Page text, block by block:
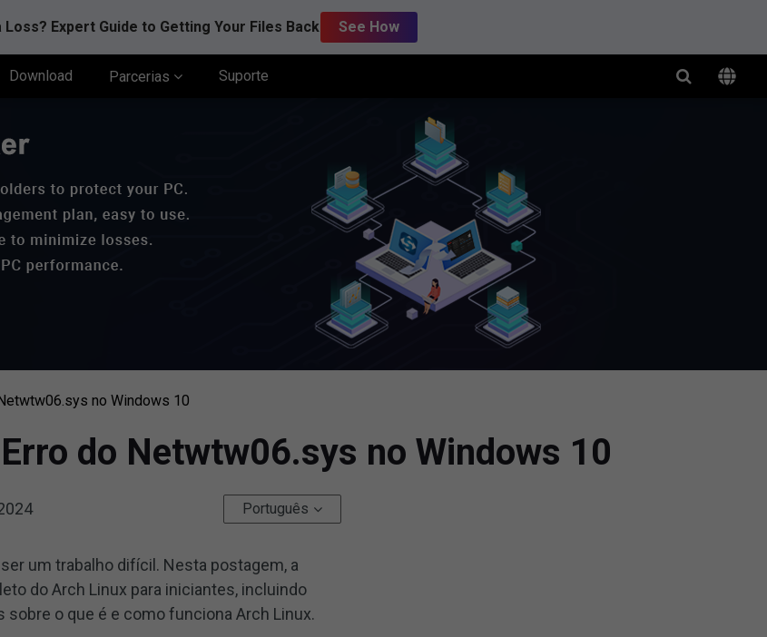
Loss? Expert Guide to Getting Your Files Back See How
Download Parcerias Suporte
no Windows 10
do Netwtw06.sys no Windows 10
Português
um trabalho difícil. Nesta postagem, a
do Arch Linux para iniciantes, incluindo
o que é e como funciona Arch Linux.